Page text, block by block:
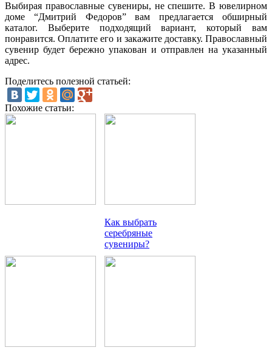
Выбирая православные сувениры, не спешите. В ювелирном
доме “Дмитрий Федоров” вам предлагается обширный
каталог. Выберите подходящий вариант, который вам
понравится. Оплатите его и закажите доставку. Православный
сувенир будет бережно упакован и отправлен на указанный
адрес.
Поделитесь полезной статьей:
Похожие статьи:
Как выбрать
серебряные
сувениры?